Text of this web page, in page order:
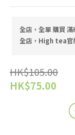
全店，全單 購買
全店，High tea官
HK$105.00
HK$75.00